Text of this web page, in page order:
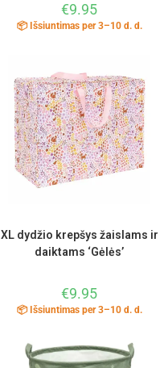
€9.95
📦 Išsiuntimas per 3–10 d. d.
XL dydžio krepšys žaislams ir
daiktams ‘Gėlės’
€9.95
📦 Išsiuntimas per 3–10 d. d.